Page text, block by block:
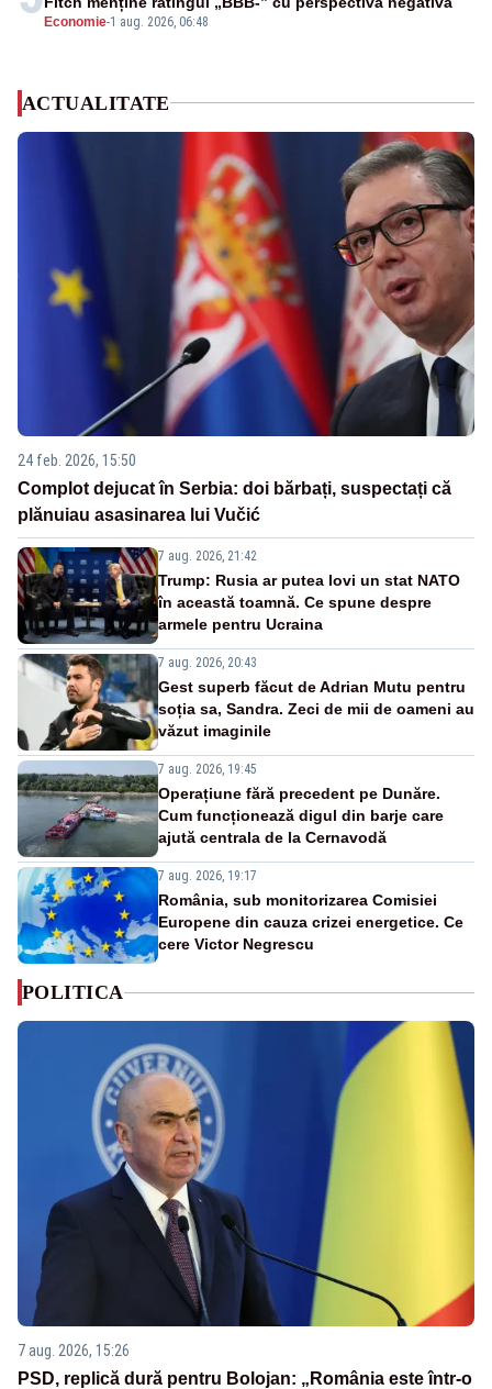
Economie-1 aug. 2026, 06:48
ACTUALITATE
24 feb. 2026, 15:50
Complot dejucat în Serbia: doi bărbați, suspectați că
plănuiau asasinarea lui Vučić
7 aug. 2026, 21:42
Trump: Rusia ar putea lovi un stat NATO
în această toamnă. Ce spune despre
armele pentru Ucraina
7 aug. 2026, 20:43
Gest superb făcut de Adrian Mutu pentru
soția sa, Sandra. Zeci de mii de oameni au
văzut imaginile
7 aug. 2026, 19:45
Operațiune fără precedent pe Dunăre.
Cum funcționează digul din barje care
ajută centrala de la Cernavodă
7 aug. 2026, 19:17
România, sub monitorizarea Comisiei
Europene din cauza crizei energetice. Ce
cere Victor Negrescu
POLITICA
7 aug. 2026, 15:26
PSD, replică dură pentru Bolojan: „România este într-o